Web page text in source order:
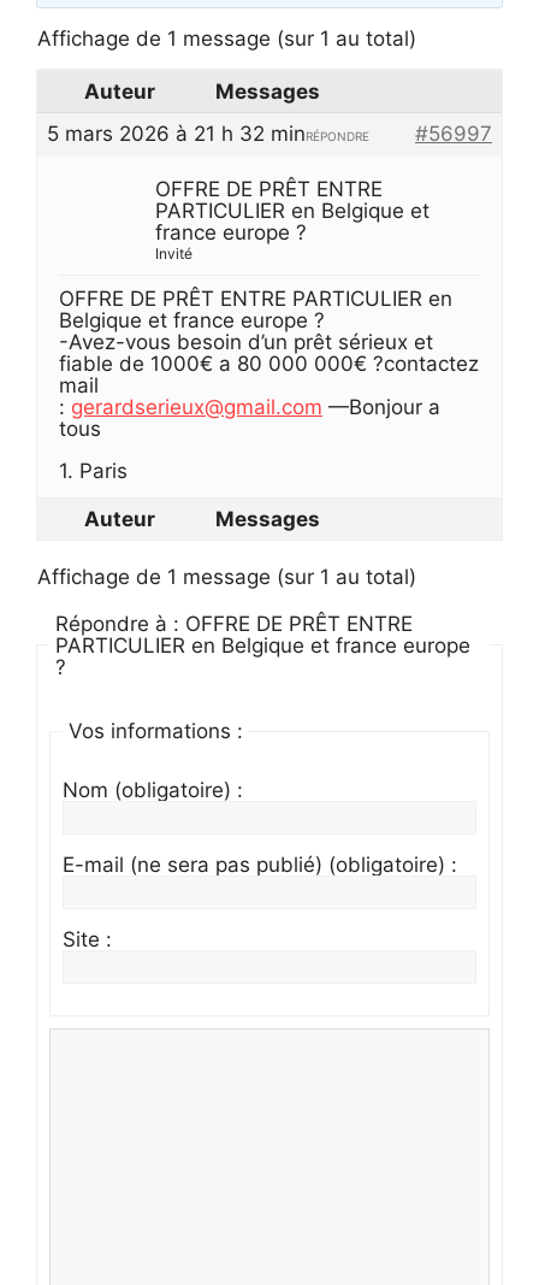
Affichage de 1 message (sur 1 au total)
Auteur
Messages
5 mars 2026 à 21 h 32 min
#56997
RÉPONDRE
OFFRE DE PRÊT ENTRE
PARTICULIER en Belgique et
france europe ?
Invité
OFFRE DE PRÊT ENTRE PARTICULIER en
Belgique et france europe ?
-Avez-vous besoin d’un prêt sérieux et
fiable de 1000€ a 80 000 000€ ?contactez
mail
: gerardserieux@gmail.com —Bonjour a
tous
1. Paris
Auteur
Messages
Affichage de 1 message (sur 1 au total)
Répondre à : OFFRE DE PRÊT ENTRE
PARTICULIER en Belgique et france europe
?
Vos informations :
Nom (obligatoire) :
E-mail (ne sera pas publié) (obligatoire) :
Site :